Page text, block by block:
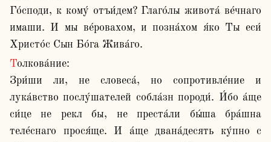
Го́споди, к кому́ отъи́дем? Глаго́лы живота́ ве́чнаго
имаши. И мы ве́ровахом, и позна́хом я́ко Ты еси́
Христо́с Сын Бо́га Жива́го.
Толкова́ние:
Зри́ши ли, не словеса́, но сопротивле́ние и
лука́вство послу́шателей собла́зн породи́. И́бо а́ще
си́це не рекл бы, не преста́ли бы́ша бра́шна
теле́снаго прося́ще. И а́ще двана́десять ку́пно с